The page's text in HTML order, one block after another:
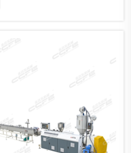
sisteme të reja të ekstruzionit të